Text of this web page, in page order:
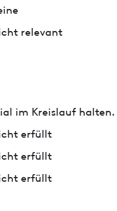
relevant
im Kreislauf halten.
erfüllt
erfüllt
erfüllt